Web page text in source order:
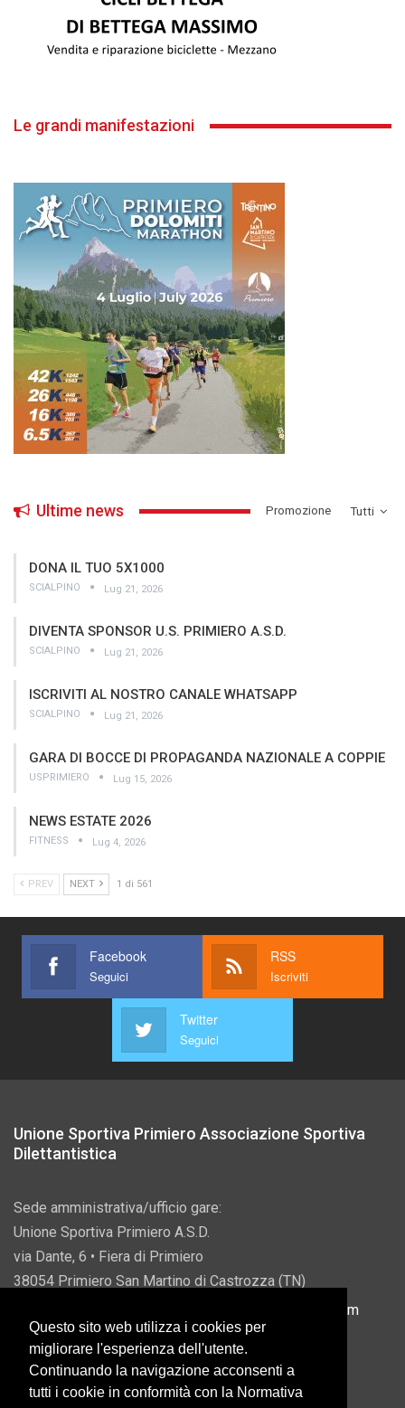
Le grandi manifestazioni
Tutti
Ultime news ­Promozione
DONA IL TUO 5X1000
SCIALPINO Lug 21, 2026
DIVENTA SPONSOR U.S. PRIMIERO A.S.D.
SCIALPINO Lug 21, 2026
ISCRIVITI AL NOSTRO CANALE WHATSAPP
SCIALPINO Lug 21, 2026
GARA DI BOCCE DI PROPAGANDA NAZIONALE A COPPIE
USPRIMIERO Lug 15, 2026
NEWS ESTATE 2026
FITNESS Lug 4, 2026
PREV NEXT 1 di 561
Facebook
Seguici
RSS
Iscriviti
Twitter
Seguici
Unione Sportiva Primiero Associazione Sportiva
Dilettantistica
Sede amministrativa/ufficio gare:
Unione Sportiva Primiero A.S.D.
via Dante, 6 • Fiera di Primiero
38054 Primiero San Martino di Castrozza (TN)
info@usprimiero.com
Questo sito web utilizza i cookies per
migliorare l'esperienza dell'utente.
Continuando la navigazione acconsenti a
tutti i cookie in conformità con la Normativa